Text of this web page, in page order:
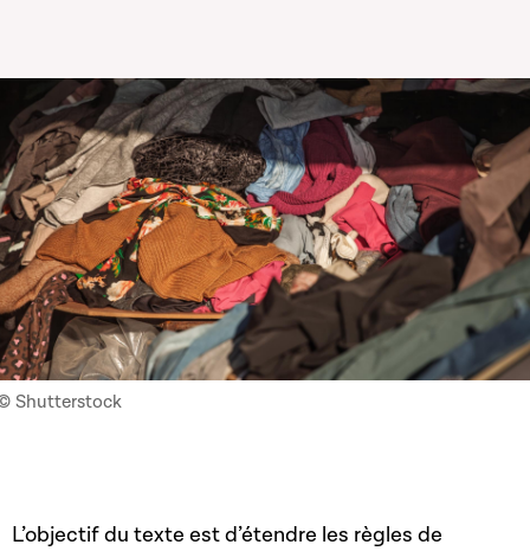
Shutterstock
L’objectif du texte est d’étendre les règles de